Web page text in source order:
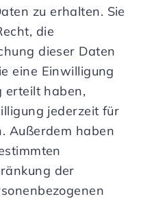
zu erhalten. Sie
die
dieser Daten
eine Einwilligung
erteilt haben,
jederzeit für
Außerdem haben
der